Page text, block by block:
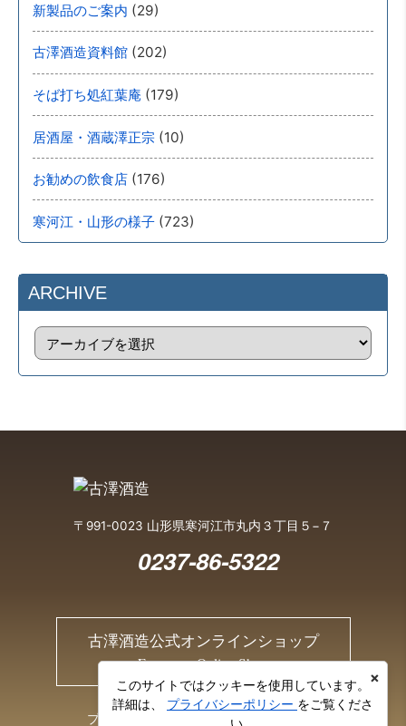
新製品のご案内 (29)
古澤酒造資料館 (202)
そば打ち処紅葉庵 (179)
居酒屋・酒蔵澤正宗 (10)
お勧めの飲食店 (176)
寒河江・山形の様子 (723)
ARCHIVE
〒991-0023 山形県寒河江市丸内３丁目５−７
0237-86-5322
古澤酒造公式オンラインショップ
Furusawa Online Shop
プライバシーポリシー
このサイトではクッキーを使用しています。
詳細は、 プライバシーポリシー をご覧くださ
い。
×